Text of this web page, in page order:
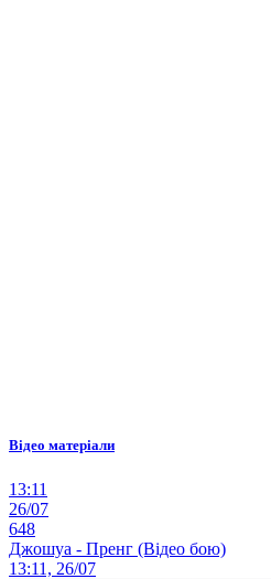
Відео матеріали
13:11
26/07
648
Джошуа - Пренг (Відео бою)
13:11, 26/07